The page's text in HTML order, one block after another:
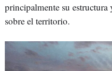
principalmente su estructura
sobre el territorio.